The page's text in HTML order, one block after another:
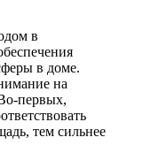
в
в доме.
на
первых,
тем сильнее